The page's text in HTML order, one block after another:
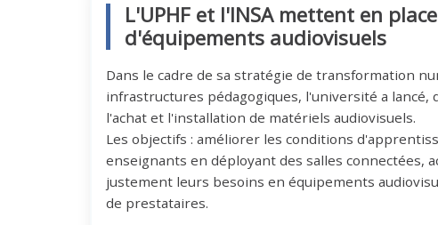
L'UPHF et l'INSA mettent en
d'équipements audiovisuels
Dans le cadre de sa stratégie de transformation
infrastructures pédagogiques, l'université a
l'achat et l'installation de matériels audiovisuels.
Les objectifs : améliorer les conditions
enseignants en déployant des salles connectées,
justement leurs besoins en équipements
de prestataires.